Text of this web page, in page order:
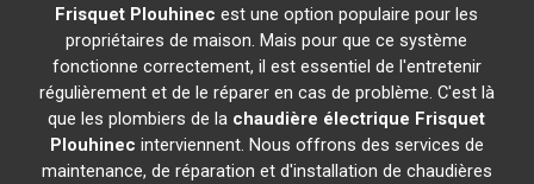
Frisquet Plouhinec est une option populaire pour les
propriétaires de maison. Mais pour que ce système
fonctionne correctement, il est essentiel de l'entretenir
régulièrement et de le réparer en cas de problème. C'est là
que les plombiers de la chaudière électrique Frisquet
Plouhinec interviennent. Nous offrons des services de
maintenance, de réparation et d'installation de chaudières